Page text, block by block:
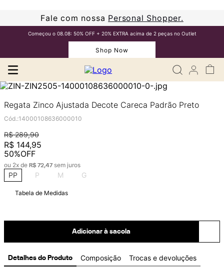
Fale com nossa Personal Shopper.
Começou o 08.08: 50% OFF + 20% EXTRA acima de 2 peças no Outlet
Shop Now
Regata Zinco Ajustada Decote Careca Padrão Preto
Cód.:14000108636000010
R$ 289,90
R$ 144,95
50%OFF
ou 2x de R$ 72,47 sem juros
PP P M G
Tabela de Medidas
Adicionar à sacola
Detalhes do Produto Composição Trocas e devoluções